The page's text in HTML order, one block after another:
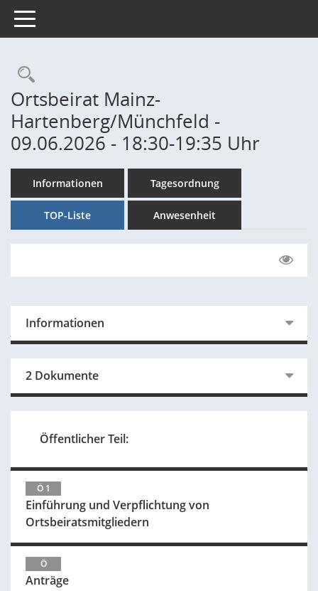
Toggle navigation
Rechercheauswahl
Ortsbeirat Mainz-
Hartenberg/Münchfeld -
09.06.2026 - 18:30-19:35 Uhr
Informationen Tagesordnung
TOP-Liste Anwesenheit
Informationen
2 Dokumente
Öffentlicher Teil:
Ö 1
Einführung und Verpflichtung von
Ortsbeiratsmitgliedern
Ö
Anträge